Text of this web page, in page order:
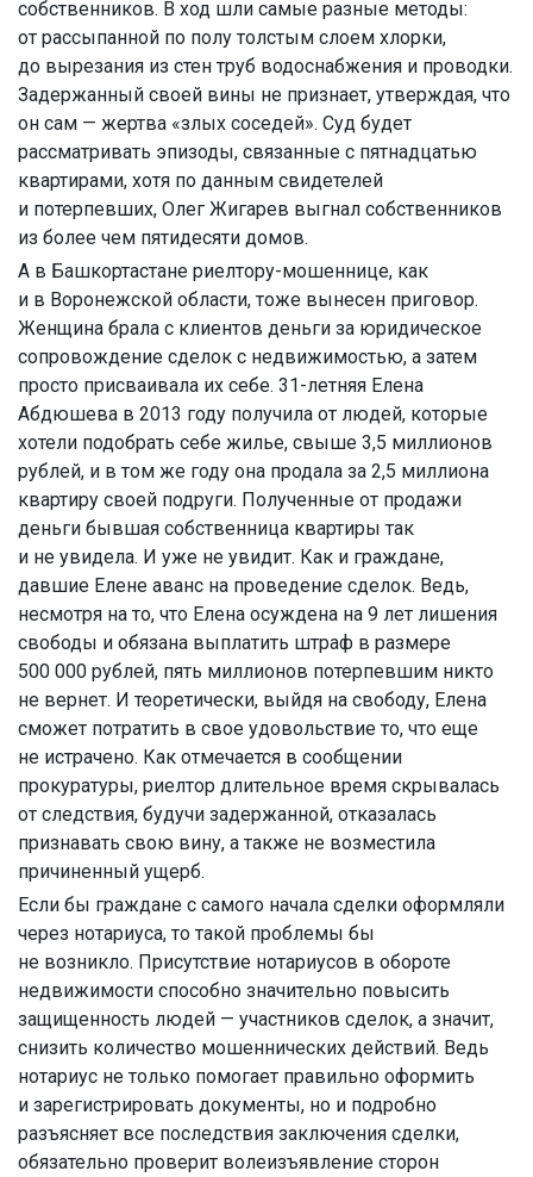
собственников. В ход шли самые разные методы:
от рассыпанной по полу толстым слоем хлорки,
до вырезания из стен труб водоснабжения и проводки.
Задержанный своей вины не признает, утверждая, что
он сам — жертва «злых соседей». Суд будет
рассматривать эпизоды, связанные с пятнадцатью
квартирами, хотя по данным свидетелей
и потерпевших, Олег Жигарев выгнал собственников
из более чем пятидесяти домов.
А в Башкортастане риелтору-мошеннице, как
и в Воронежской области, тоже вынесен приговор.
Женщина брала с клиентов деньги за юридическое
сопровождение сделок с недвижимостью, а затем
просто присваивала их себе. 31-летняя Елена
Абдюшева в 2013 году получила от людей, которые
хотели подобрать себе жилье, свыше 3,5 миллионов
рублей, и в том же году она продала за 2,5 миллиона
квартиру своей подруги. Полученные от продажи
деньги бывшая собственница квартиры так
и не увидела. И уже не увидит. Как и граждане,
давшие Елене аванс на проведение сделок. Ведь,
несмотря на то, что Елена осуждена на 9 лет лишения
свободы и обязана выплатить штраф в размере
500 000 рублей, пять миллионов потерпевшим никто
не вернет. И теоретически, выйдя на свободу, Елена
сможет потратить в свое удовольствие то, что еще
не истрачено. Как отмечается в сообщении
прокуратуры, риелтор длительное время скрывалась
от следствия, будучи задержанной, отказалась
признавать свою вину, а также не возместила
причиненный ущерб.
Если бы граждане с самого начала сделки оформляли
через нотариуса, то такой проблемы бы
не возникло. Присутствие нотариусов в обороте
недвижимости способно значительно повысить
защищенность людей — участников сделок, а значит,
снизить количество мошеннических действий. Ведь
нотариус не только помогает правильно оформить
и зарегистрировать документы, но и подробно
разъясняет все последствия заключения сделки,
обязательно проверит волеизъявление сторон